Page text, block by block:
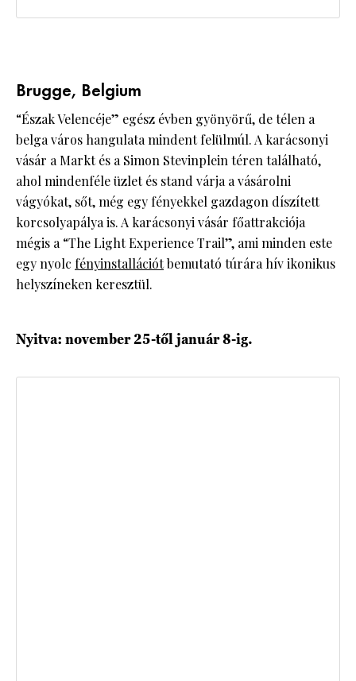
Brugge, Belgium
“Észak Velencéje” egész évben gyönyörű, de télen a
belga város hangulata mindent felülmúl. A karácsonyi
vásár a Markt és a Simon Stevinplein téren található,
ahol mindenféle üzlet és stand várja a vásárolni
vágyókat, sőt, még egy fényekkel gazdagon díszített
korcsolyapálya is. A karácsonyi vásár főattrakciója
mégis a “The Light Experience Trail”, ami minden este
egy nyolc fényinstallációtbemutató túrára hív ikonikus
helyszíneken keresztül.
Nyitva: november 25-től január 8-ig.